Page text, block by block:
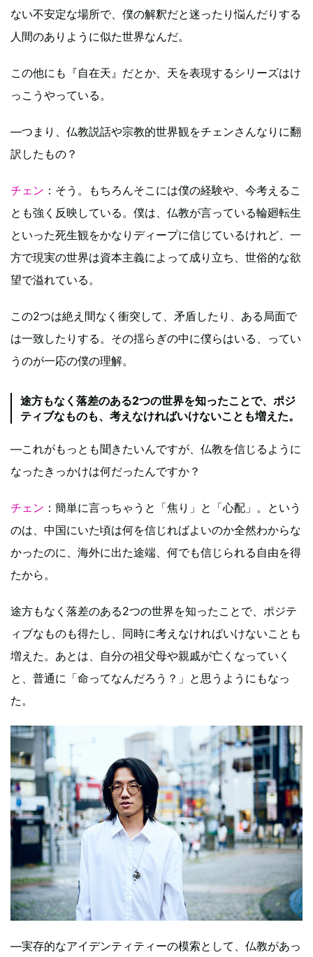
ない不安定な場所で、僕の解釈だと迷ったり悩んだりする
人間のありように似た世界なんだ。
この他にも『自在天』だとか、天を表現するシリーズはけ
っこうやっている。
—つまり、仏教説話や宗教的世界観をチェンさんなりに翻
訳したもの？
チェン ：そう。もちろんそこには僕の経験や、今考えるこ
とも強く反映している。僕は、仏教が言っている輪廻転生
といった死生観をかなりディープに信じているけれど、一
方で現実の世界は資本主義によって成り立ち、世俗的な欲
望で溢れている。
この2つは絶え間なく衝突して、矛盾したり、ある局面で
は一致したりする。その揺らぎの中に僕らはいる、ってい
うのが一応の僕の理解。
途方もなく落差のある2つの世界を知ったことで、ポジ
ティブなものも、考えなければいけないことも増えた。
—これがもっとも聞きたいんですが、仏教を信じるように
なったきっかけは何だったんですか？
チェン ：簡単に言っちゃうと「焦り」と「心配」。という
のは、中国にいた頃は何を信じればよいのか全然わからな
かったのに、海外に出た途端、何でも信じられる自由を得
たから。
途方もなく落差のある2つの世界を知ったことで、ポジテ
ィブなものも得たし、同時に考えなければいけないことも
増えた。あとは、自分の祖父母や親戚が亡くなっていく
と、普通に「命ってなんだろう？」と思うようにもなっ
た。
—実存的なアイデンティティーの模索として、仏教があっ